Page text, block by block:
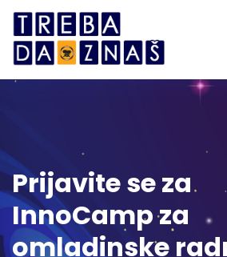
Prijavite se za
InnoCamp za
omladinske